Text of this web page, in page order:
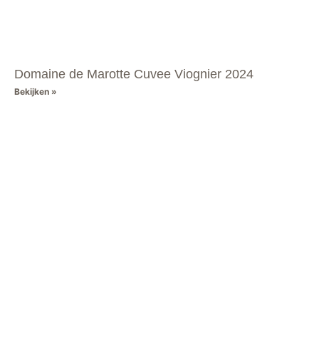
Domaine de Marotte Cuvee Viognier 2024
Bekijken »